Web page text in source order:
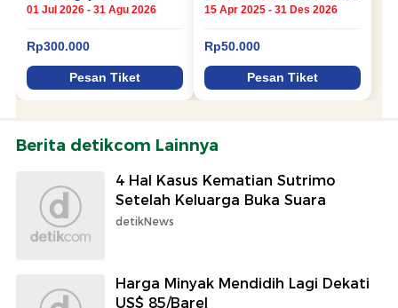
Berita detikcom Lainnya
4 Hal Kasus Kematian Sutrimo
Setelah Keluarga Buka Suara
detikNews
Harga Minyak Mendidih Lagi Dekati
US$ 85/Barel